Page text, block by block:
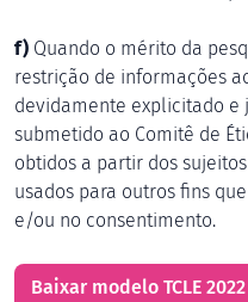
f) Quando o mérito da
restrição de informações
devidamente explicitado e
submetido ao Comitê de
obtidos a partir dos
usados para outros fins
e/ou no consentimento.
Baixar modelo TCLE 2022